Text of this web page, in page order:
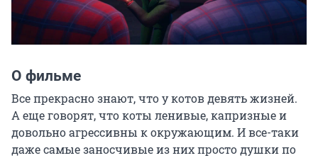
О фильме
Все прекрасно знают, что у котов девять жизней.
А еще говорят, что коты ленивые, капризные и
довольно агрессивны к окружающим. И все-таки
даже самые заносчивые из них просто душки по